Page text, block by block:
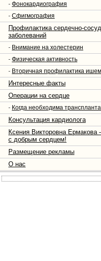
- Фонокардиография
- Сфигмография
Профилактика сердечно-
заболеваний
- Внимание на холестерин
- Физическая активность
- Вторичная профилактика
Интересные факты
Операции на сердце
- Когда необходима
Консультация кардиолога
Ксения Викторовна Ермакова
с добрым сердцем!
Размещение рекламы
О нас